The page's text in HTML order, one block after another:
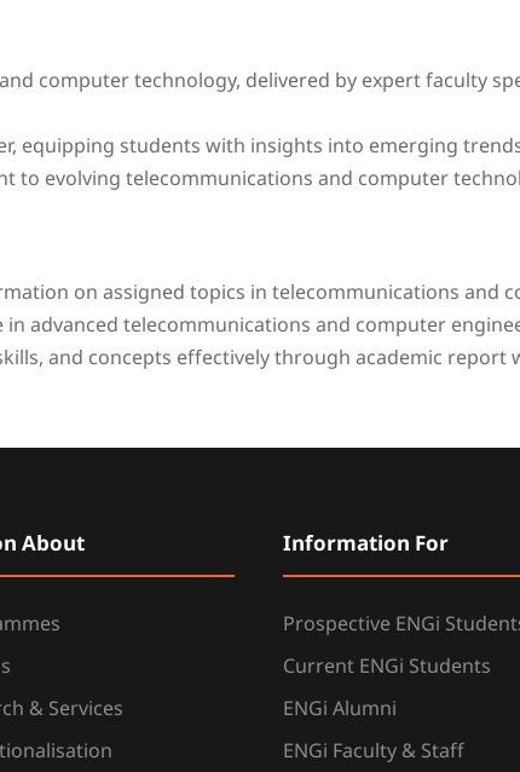
computer technology, delivered by expert faculty
equipping students with insights into emerging
to evolving telecommunications and computer
on assigned topics in telecommunications and
advanced telecommunications and computer
and concepts effectively through academic report
About
& Services
Information For
Prospective ENGi
Current ENGi Students
ENGi Alumni
ENGi Faculty & Staff